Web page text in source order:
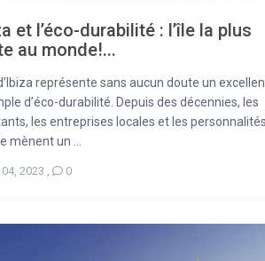
et l’éco-durabilité : l’île la plus
au monde!...
d’Ibiza représente sans aucun doute un
d’éco-durabilité. Depuis des décennies, les
les entreprises locales et les personnalités
mènent un ...
2023 0